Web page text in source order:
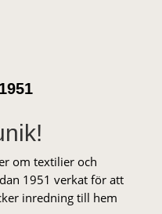
om textilier och
1951 verkat för att
inredning till hem